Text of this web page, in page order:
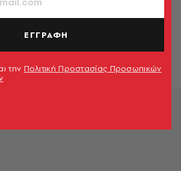
ΚΙΝΗΜΑΤΟΓΡΑΦΟΣ
Θα είναι ταινία τρόμου το επόμενο
πρότζεκτ του Κρίστοφερ Νόλαν;
Newsroom
ΕΓΓΡΑΦΗ
την Πολιτική Προστασίας Προσωπικών